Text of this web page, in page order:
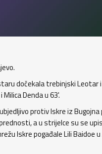
dočekala trebinjski Leotar
Denda u 63'.
protiv Iskre iz
a u strijelce su se
Iskre pogađale Lili Baidoe